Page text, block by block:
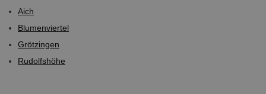
Aich
Blumenviertel
Grötzingen
Rudolfshöhe